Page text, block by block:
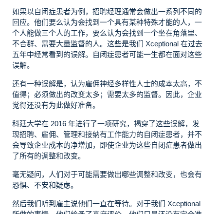
如果以自闭症患者为例，招聘经理通常会做出一系列不同的
回应。他们要么认为会找到一个具有某种特殊才能的人，一
个人能做三个人的工作，要么认为会找到一个坐在角落里、
不合群、需要大量监督的人。这些是我们 Xceptional 在过去
五年中经常看到的误解。自闭症患者可能一生都在面对这些
误解。
还有一种误解是，认为雇佣神经多样性人士的成本太高，不
值得；必须做出的改变太多；需要太多的监督。因此，企业
觉得还没有为此做好准备。
科廷大学在 2016 年进行了一项研究，揭穿了这些误解，发
现招聘、雇佣、管理和接纳有工作能力的自闭症患者，并不
会导致企业成本的净增加，即使企业为这些自闭症患者做出
了所有的调整和改变。
毫无疑问，人们对于可能需要做出哪些调整和改变，也会有
恐惧、不安和疑虑。
然后我们听到雇主说他们一直在等待。对于我们 Xceptional